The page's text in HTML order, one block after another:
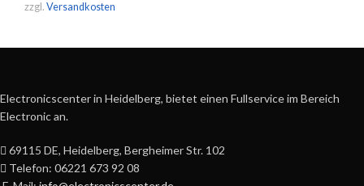
zzgl. Versandkosten
Electronicscenter in Heidelberg, bietet einen Fullservice im Bereich
Electronic an.
69115 DE, Heidelberg, Bergheimer Str. 102
Telefon: 06221 673 92 08